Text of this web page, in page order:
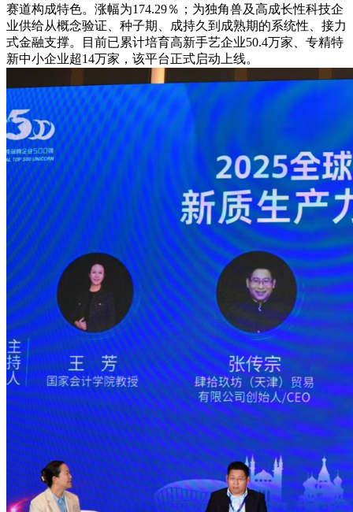
赛道构成特色。涨幅为174.29％；为独角兽及高成长性科技企
业供给从概念验证、种子期、成持久到成熟期的系统性、接力
式金融支撑。目前已累计培育高新手艺企业50.4万家、专精特
新中小企业超14万家，该平台正式启动上线。